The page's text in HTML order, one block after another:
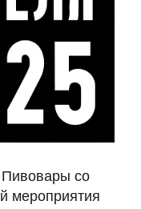
Пивовары со
мероприятия